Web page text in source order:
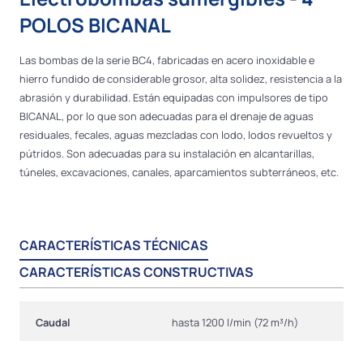
POLOS BICANAL
Las bombas de la serie BC4, fabricadas en acero inoxidable e
hierro fundido de considerable grosor, alta solidez, resistencia a la
abrasión y durabilidad. Están equipadas con impulsores de tipo
BICANAL, por lo que son adecuadas para el drenaje de aguas
residuales, fecales, aguas mezcladas con lodo, lodos revueltos y
pútridos. Son adecuadas para su instalación en alcantarillas,
túneles, excavaciones, canales, aparcamientos subterráneos, etc.
CARACTERÍSTICAS TÉCNICAS
CARACTERÍSTICAS CONSTRUCTIVAS
Caudal hasta 1200 l/min (72 m³/h)